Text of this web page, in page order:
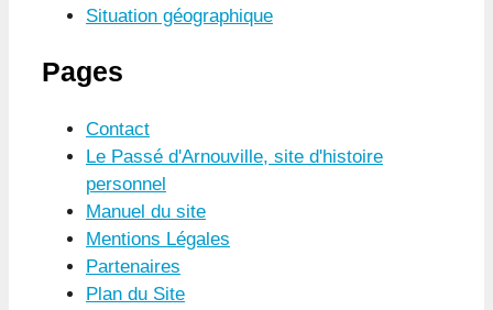
Situation géographique
Pages
Contact
Le Passé d'Arnouville, site d'histoire
personnel
Manuel du site
Mentions Légales
Partenaires
Plan du Site